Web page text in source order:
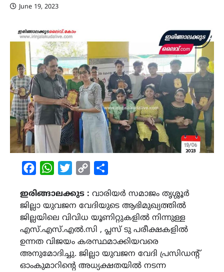
June 19, 2023
FacebookWhatsAppTwitterCopy
ഇരിങ്ങാലക്കുട : വാരിയർ സമാജം തൃശ്ശൂർ
ജില്ലാ യുവജന വേദിയുടെ ആഭിമുഖ്യത്തിൽ
ജില്ലയിലെ വിവിധ യൂണിറ്റുകളിൽ നിന്നുള്ള
എസ്.എസ്.എൽ.സി , പ്ലസ് ടു പരീക്ഷകളിൽ
ഉന്നത വിജയം കരസ്ഥമാക്കിയവരെ
അനുമോദിച്ചു. ജില്ലാ യുവജന വേദി പ്രസിഡൻ്റ്
ഓംകുമാറിന്‍റെ അധ്യക്ഷതയിൽ നടന്ന